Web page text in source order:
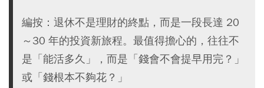
編按：退休不是理財的終點，而是一段長達 20
～30 年的投資新旅程。最值得擔心的，往往不
是「能活多久」，而是「錢會不會提早用完？」
或「錢根本不夠花？」